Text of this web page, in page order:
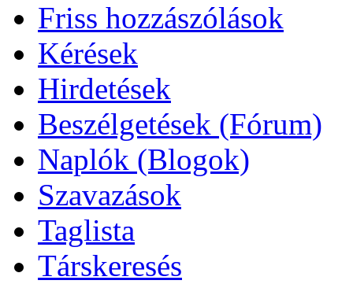
Friss hozzászólások
Kérések
Hirdetések
Beszélgetések (Fórum)
Naplók (Blogok)
Szavazások
Taglista
Társkeresés